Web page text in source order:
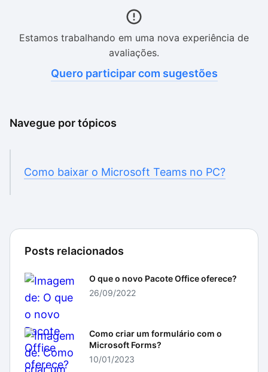
Estamos trabalhando em uma nova experiência de
avaliações.
Quero participar com sugestões
Navegue por tópicos
Como baixar o Microsoft Teams no PC?
Posts relacionados
O que o novo Pacote Office oferece?
26/09/2022
Como criar um formulário com o
Microsoft Forms?
10/01/2023